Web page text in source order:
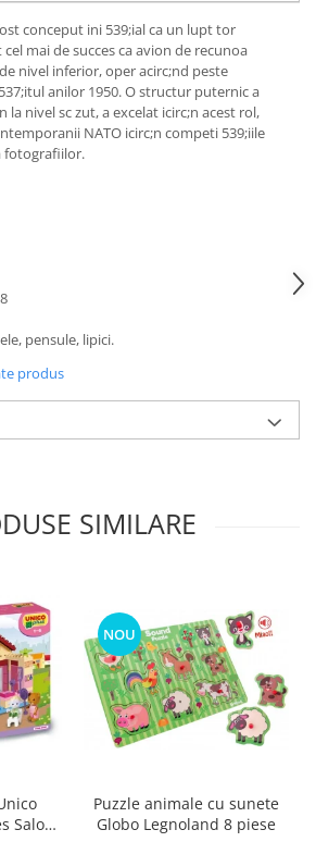
conceput ini 539;ial ca un lupt tor
mai de succes ca avion de recunoa
nivel inferior, oper acirc;nd peste
anilor 1950.O structur puternic a
la nivel sc zut, a excelat icirc;n acest rol,
NATO icirc;n competi 539;iile
fotografiilor.
pensule, lipici.
produs
SIMILARE
Salon
NOU
Puzzle animale cu sunete
Globo Legnoland 8 piese